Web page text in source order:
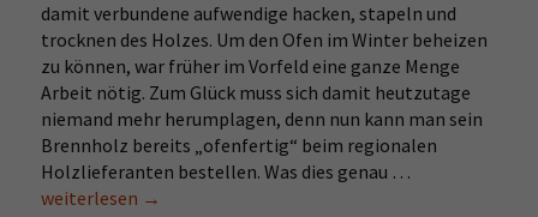
damit verbundene aufwendige hacken, stapeln und
trocknen des Holzes. Um den Ofen im Winter beheizen
zu können, war früher im Vorfeld eine ganze Menge
Arbeit nötig. Zum Glück muss sich damit heutzutage
niemand mehr herumplagen, denn nun kann man sein
Brennholz bereits „ofenfertig“ beim regionalen
Holzlieferanten bestellen. Was dies genau …
weiterlesen →